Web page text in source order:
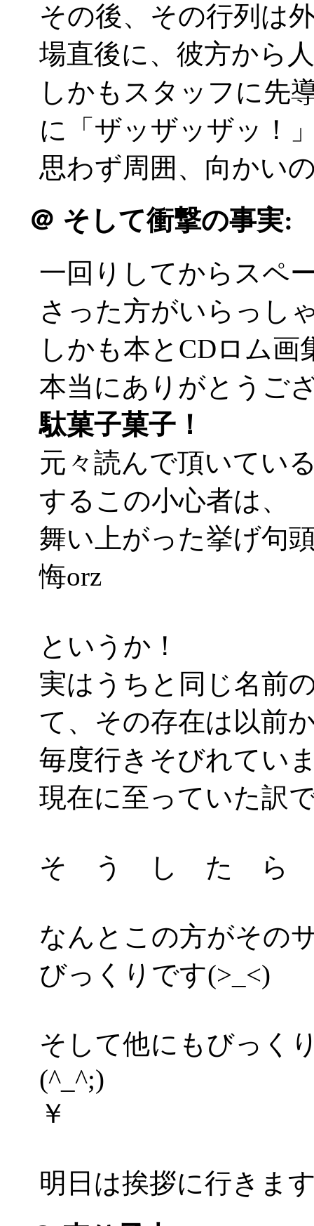
その後、その行列は
場直後に、彼方から
しかもスタッフに先
に「ザッザッザッ！
思わず周囲、向かい
＠ そして衝撃の事実:
一回りしてからスペ
さった方がいらっし
しかも本とCDロム
本当にありがとうご
駄菓子菓子！
元々読んで頂いてい
するこの小心者は、
舞い上がった挙げ句
悔orz
というか！
実はうちと同じ名前
て、その存在は以前
毎度行きそびれてい
現在に至っていた訳
そ う し た ら
なんとこの方がその
びっくりです(>_<)
そして他にもびっく
(^_^;)
￥
明日は挨拶に行きま